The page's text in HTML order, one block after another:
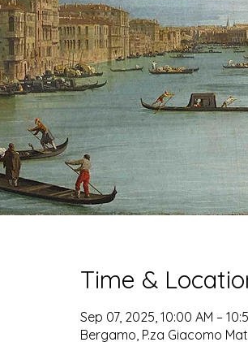
Time &
Sep 07, 2025, 10:00 AM –
Bergamo, P.za Giacomo